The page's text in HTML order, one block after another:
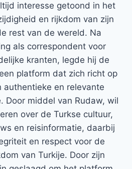
interesse getoond in het
en rijkdom van zijn
rest van de wereld. Na
als correspondent voor
kranten, legde hij de
platform dat zich richt op
authentieke en relevante
Door middel van Rudaw, wil
over de Turkse cultuur,
en reisinformatie, daarbij
en respect voor de
van Turkije. Door zijn